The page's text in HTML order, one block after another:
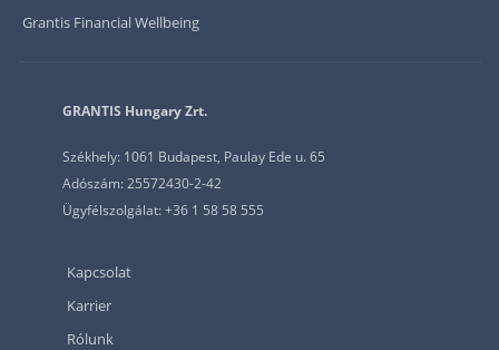
Grantis Financial Wellbeing
GRANTIS Hungary Zrt.
Székhely: 1061 Budapest, Paulay Ede u. 65
Adószám: 25572430-2-42
Ügyfélszolgálat: +36 1 58 58 555
Kapcsolat
Karrier
Rólunk